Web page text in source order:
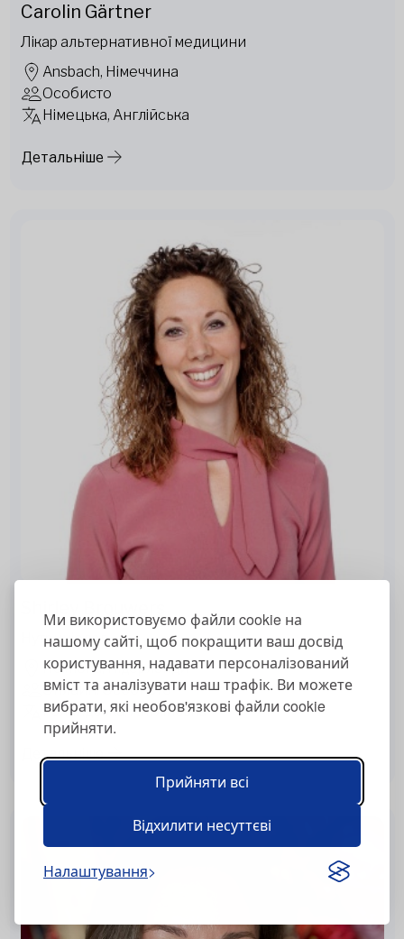
Ми використовуємо файли cookie на
нашому сайті, щоб покращити ваш досвід
користування, надавати персоналізований
вміст та аналізувати наш трафік. Ви можете
вибрати, які необов'язкові файли cookie
прийняти.
Прийняти всі
Відхилити несуттєві
Налаштування
Carolin Gärtner
Лікар альтернативної медицини
Ansbach, Німеччина
Особисто
Німецька, Англійська
Детальніше
Нутриціолог
Helmond, Нідерланди
Онлайн, Особисто
Голандська, Англійська
Детальніше